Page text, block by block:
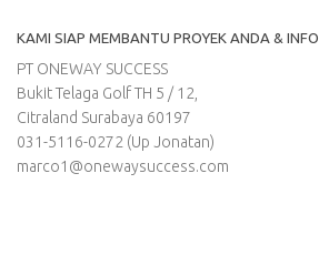
KAMI SIAP MEMBANTU PROYEK ANDA & INFO
PT ONEWAY SUCCESS
Bukit Telaga Golf TH 5 / 12,
Citraland Surabaya 60197
031-5116-0272 (Up Jonatan)
marco1@onewaysuccess.com